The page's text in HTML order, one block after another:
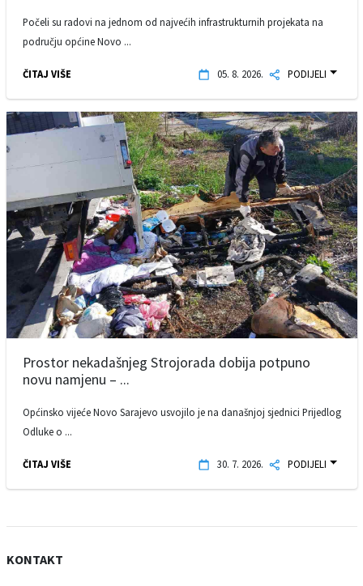
Počeli su radovi na jednom od najvećih infrastrukturnih projekata na
području općine Novo ...
ČITAJ VIŠE 05. 8. 2026. PODIJELI
Prostor nekadašnjeg Strojorada dobija potpuno
novu namjenu – ...
Općinsko vijeće Novo Sarajevo usvojilo je na današnjoj sjednici Prijedlog
Odluke o ...
ČITAJ VIŠE 30. 7. 2026. PODIJELI
KONTAKT